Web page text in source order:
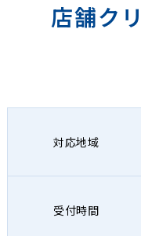
店舗ク
対応地域
受付時間